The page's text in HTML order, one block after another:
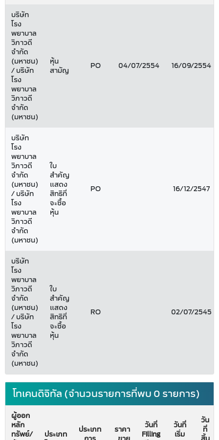
บริษัท
โรง
พยาบาล
วิภาวดี
จำกัด
(มหาชน)
/ บริษัท
โรง
พยาบาล
วิภาวดี
จำกัด
(มหาชน)
หุ้น
สามัญ
PO 04/07/2554 16/09/2554
บริษัท
โรง
พยาบาล
วิภาวดี
จำกัด
(มหาชน)
/ บริษัท
โรง
พยาบาล
วิภาวดี
จำกัด
(มหาชน)
ใบ
สำคัญ
แสดง
สิทธิที่
จะซื้อ
หุ้น
PO 16/12/2547
บริษัท
โรง
พยาบาล
วิภาวดี
จำกัด
(มหาชน)
/ บริษัท
โรง
พยาบาล
วิภาวดี
จำกัด
(มหาชน)
ใบ
สำคัญ
แสดง
สิทธิที่
จะซื้อ
หุ้น
RO 02/07/2545
โทเคนดิจิทัล (จำนวนรายการที่พบ 0 รายการ)
ผู้ออก
หลัก
ทรัพย์/
ประเภท
ประเภท
ราคา
วันที่
Filling
วันที่
เริ่ม
วัน
ที่